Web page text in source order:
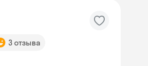
3 отзыва